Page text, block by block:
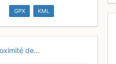
GPX KML
de...